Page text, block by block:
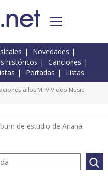
Novedades
históricos
Canciones
Portadas Listas
a los MTV Video Music
de estudio de Ariana